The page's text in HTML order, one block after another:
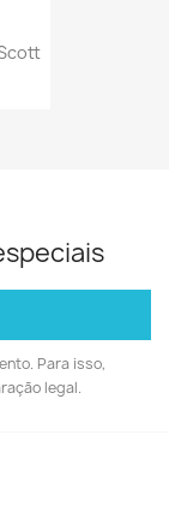
Para isso,
legal.